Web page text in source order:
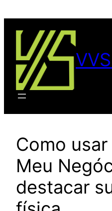
Como
Meu
destacar